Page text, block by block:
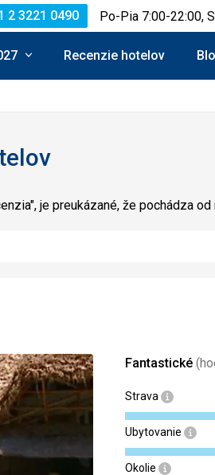
2 3221 0490 Po-Pia 7:00-22:00,
Recenzie hotelov
je preukázané, že pochádza od
Fantastické
Strava
Ubytovanie
Okolie